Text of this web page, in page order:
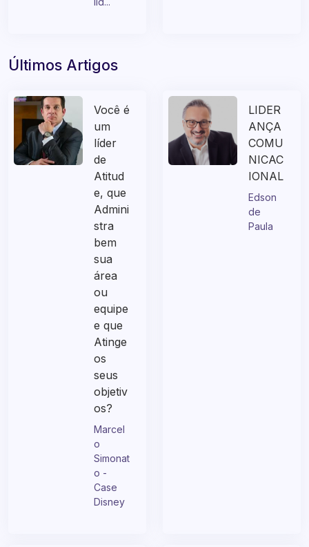
por sua
Você é
um
líder
de
Atitud
e, que
Admini
stra
bem
sua
área
ou
equipe
e que
Atinge
os
seus
objetiv
os?
Marcel
o
Simonat
o -
Case
LIDER
ANÇA
COMU
NICAC
IONAL
Edson
de